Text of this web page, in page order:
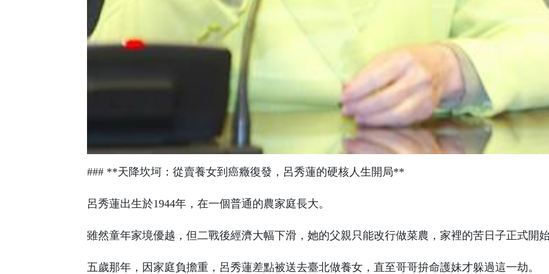
### **天降坎坷：從賣養女到癌癥復發，呂秀蓮的硬核人生開局**
呂秀蓮出生於1944年，在一個普通的農家庭長大。
雖然童年家境優越，但二戰後經濟大幅下滑，她的父親只能改行做菜農，家裡的苦日子正式開
五歲那年，因家庭負擔重，呂秀蓮差點被送去臺北做養女，直至哥哥拚命護妹才躲過這一劫。